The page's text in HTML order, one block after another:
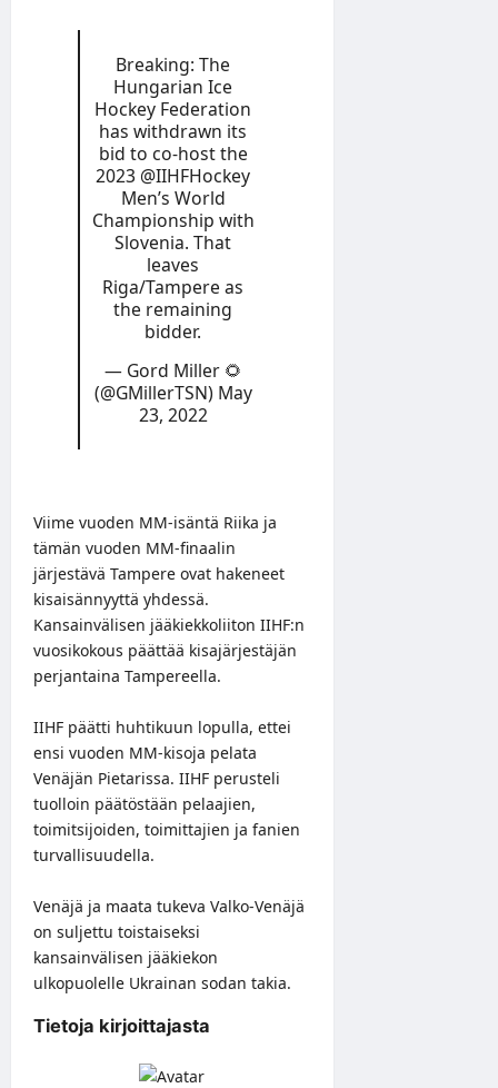
Breaking: The
Hungarian Ice
Hockey Federation
has withdrawn its
bid to co-host the
2023 @IIHFHockey
Men’s World
Championship with
Slovenia. That
leaves
Riga/Tampere as
the remaining
bidder.
— Gord Miller 🌻
(@GMillerTSN) May
23, 2022
Viime vuoden MM-isäntä Riika ja
tämän vuoden MM-finaalin
järjestävä Tampere ovat hakeneet
kisaisännyyttä yhdessä.
Kansainvälisen jääkiekkoliiton IIHF:n
vuosikokous päättää kisajärjestäjän
perjantaina Tampereella.
IIHF päätti huhtikuun lopulla, ettei
ensi vuoden MM-kisoja pelata
Venäjän Pietarissa. IIHF perusteli
tuolloin päätöstään pelaajien,
toimitsijoiden, toimittajien ja fanien
turvallisuudella.
Venäjä ja maata tukeva Valko-Venäjä
on suljettu toistaiseksi
kansainvälisen jääkiekon
ulkopuolelle Ukrainan sodan takia.
Tietoja kirjoittajasta